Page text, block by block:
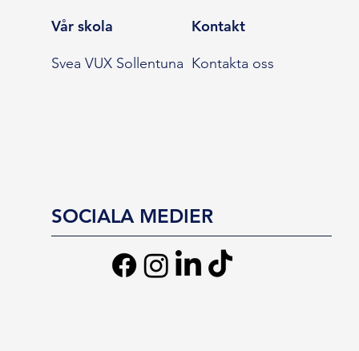
Vår skola
Svea VUX Sollentuna
Kontakt
Kontakta oss
SOCIALA MEDIER